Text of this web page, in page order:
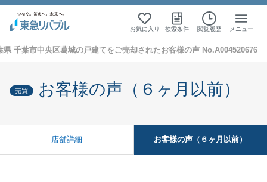
お気に入り 検索条件 閲覧履歴 メニュー
県 千葉市中央区葛城の戸建てをご売却されたお客様の声 No.A004520676
売買 お客様の声（６ヶ月以前）
店舗詳細 お客様の声（６ヶ月以前）